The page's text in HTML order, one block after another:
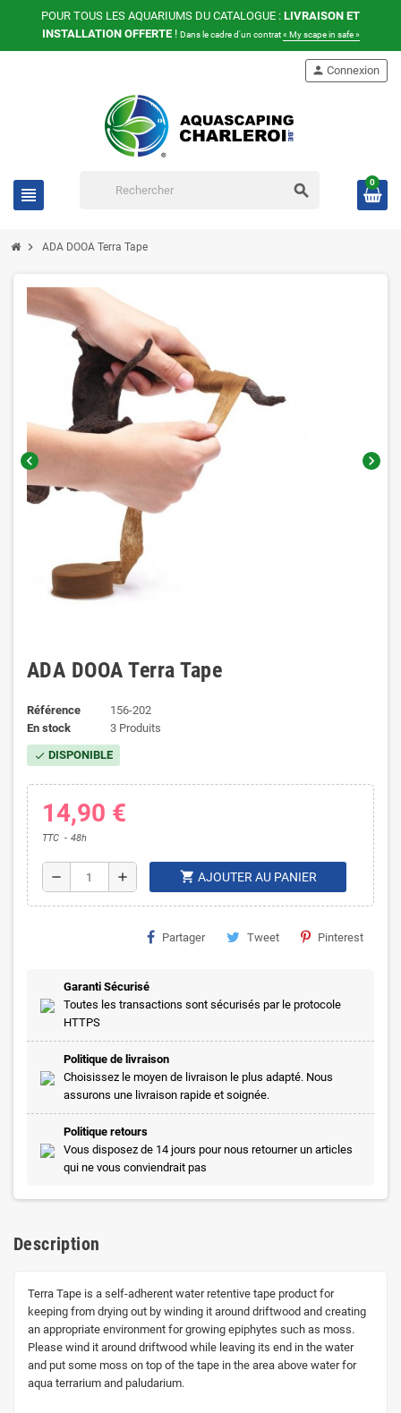
POUR TOUS LES AQUARIUMS DU CATALOGUE : LIVRAISON ET
INSTALLATION OFFERTE! Dans le cadre d'un contrat« My scape in safe »
view_headline search
person Connexion
0
chevron_right ADA DOOA Terra Tape
chevron_left chevron_right
ADA DOOA Terra Tape
Référence
156-202
En stock
3 Produits
check DISPONIBLE
14,90 €
TTC 48h
remove add shopping_cart AJOUTER AU PANIER
Partager Tweet Pinterest
Garanti Sécurisé
Toutes les transactions sont sécurisés par le protocole
HTTPS
Politique de livraison
Choisissez le moyen de livraison le plus adapté. Nous
assurons une livraison rapide et soignée.
Politique retours
Vous disposez de 14 jours pour nous retourner un articles
qui ne vous conviendrait pas
Description
Terra Tape is a self-adherent water retentive tape product for
keeping from drying out by winding it around driftwood and creating
an appropriate environment for growing epiphytes such as moss.
Please wind it around driftwood while leaving its end in the water
and put some moss on top of the tape in the area above water for
aqua terrarium and paludarium.